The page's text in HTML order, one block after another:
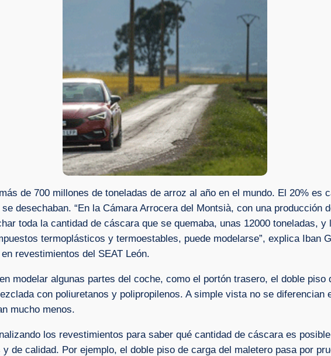
de 700 millones de toneladas de arroz al año en el mundo. El 20% es
desechaban. “En la Cámara Arrocera del Montsià, con una producción
toda la cantidad de cáscara que se quemaba, unas 12000 toneladas,
termoplásticos y termoestables, puede modelarse”, explica Iban
revestimientos del SEAT León.
modelar algunas partes del coche, como el portón trasero, el doble
con poliuretanos y polipropilenos. A simple vista no se diferencian
mucho menos.
los revestimientos para saber qué cantidad de cáscara es
de calidad. Por ejemplo, el doble piso de carga del maletero pasa por